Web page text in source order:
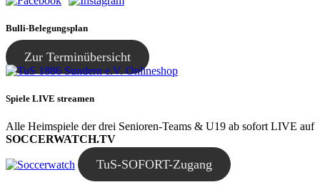
Bulli-Belegungsplan
Zur Terminübersicht
Spiele LIVE streamen
Alle Heimspiele der drei Senioren-Teams & U19 ab sofort LIVE auf
SOCCERWATCH.TV
TuS-SOFORT-Zugang